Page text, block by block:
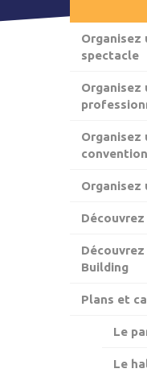
Organisez
spectacle
Organisez
Organisez
Organisez
Building
Plans et
Le
Le